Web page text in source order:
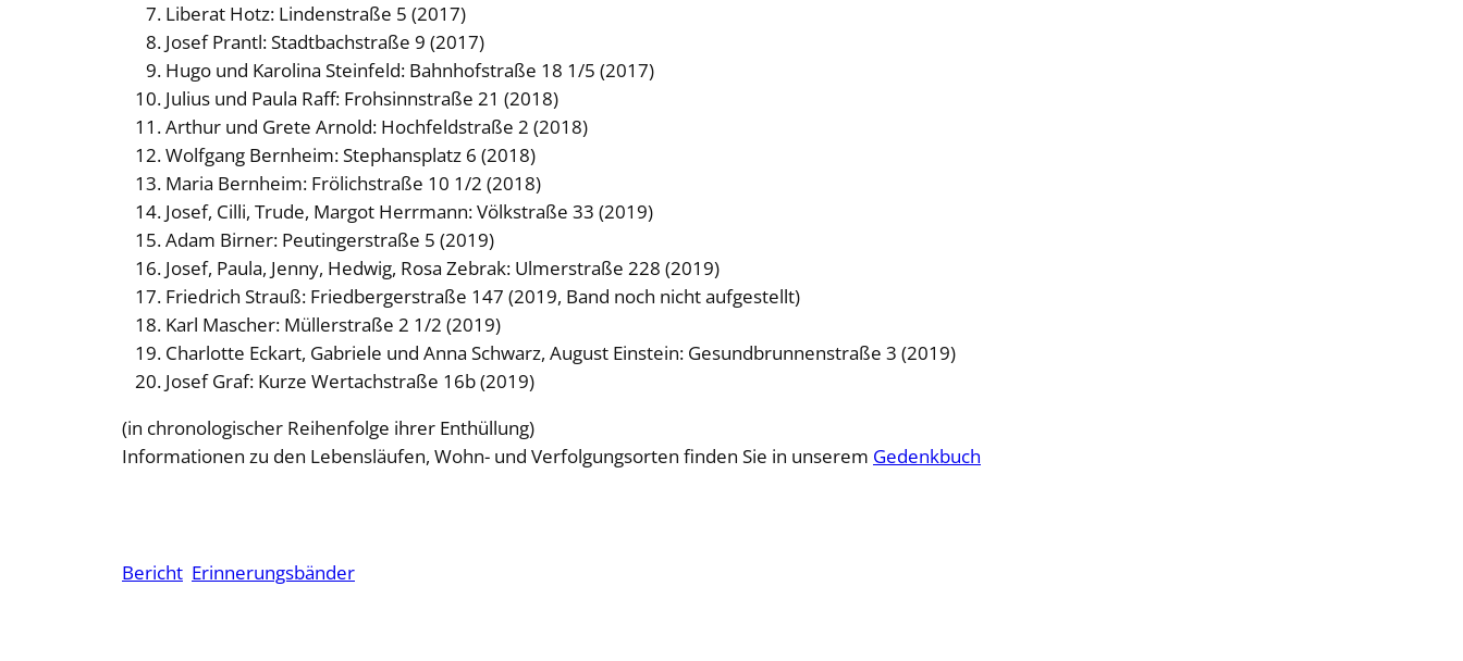
Liberat Hotz: Lindenstraße 5 (2017)
Josef Prantl: Stadtbachstraße 9 (2017)
Hugo und Karolina Steinfeld: Bahnhofstraße 18 1/5 (2017)
Julius und Paula Raff: Frohsinnstraße 21 (2018)
Arthur und Grete Arnold: Hochfeldstraße 2 (2018)
Wolfgang Bernheim: Stephansplatz 6 (2018)
Maria Bernheim: Frölichstraße 10 1/2 (2018)
Josef, Cilli, Trude, Margot Herrmann: Völkstraße 33 (2019)
Adam Birner: Peutingerstraße 5 (2019)
Josef, Paula, Jenny, Hedwig, Rosa Zebrak: Ulmerstraße 228 (2019)
Friedrich Strauß: Friedbergerstraße 147 (2019, Band noch nicht aufgestellt)
Karl Mascher: Müllerstraße 2 1/2 (2019)
Charlotte Eckart, Gabriele und Anna Schwarz, August Einstein: Gesundbrunnenstraße 3 (2019)
Josef Graf: Kurze Wertachstraße 16b (2019)
(in chronologischer Reihenfolge ihrer Enthüllung)
Informationen zu den Lebensläufen, Wohn- und Verfolgungsorten finden Sie in unserem Gedenkbuch
Bericht Erinnerungsbänder